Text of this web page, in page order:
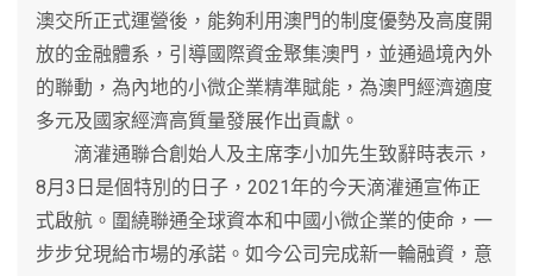
澳交所正式運營後，能夠利用澳門的制度優勢及高度開
放的金融體系，引導國際資金聚集澳門，並通過境內外
的聯動，為內地的小微企業精準賦能，為澳門經濟適度
多元及國家經濟高質量發展作出貢獻。
滴灌通聯合創始人及主席李小加先生致辭時表示，
8月3日是個特別的日子，2021年的今天滴灌通宣佈正
式啟航。圍繞聯通全球資本和中國小微企業的使命，一
步步兌現給市場的承諾。如今公司完成新一輪融資，意